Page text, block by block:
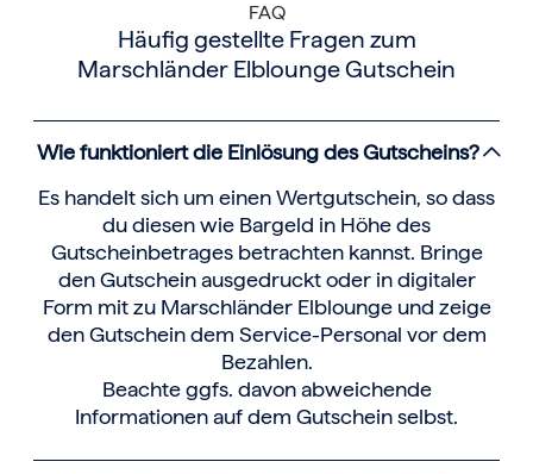
FAQ
Häufig gestellte Fragen zum
Marschländer Elblounge Gutschein
Wie funktioniert die Einlösung des Gutscheins?
Es handelt sich um einen Wertgutschein, so dass
du diesen wie Bargeld in Höhe des
Gutscheinbetrages betrachten kannst. Bringe
den Gutschein ausgedruckt oder in digitaler
Form mit zu Marschländer Elblounge und zeige
den Gutschein dem Service-Personal vor dem
Bezahlen.
Beachte ggfs. davon abweichende
Informationen auf dem Gutschein selbst.